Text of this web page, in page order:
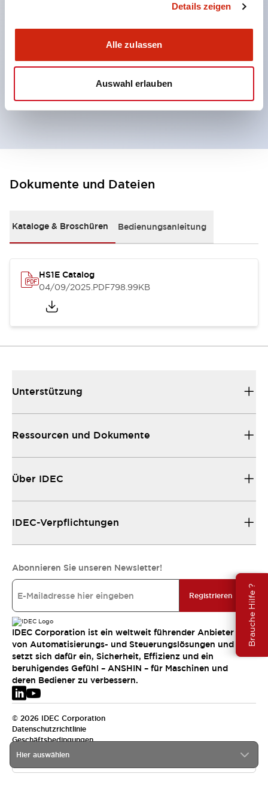
Details zeigen
Alle zulassen
Auswahl erlauben
Brauche Hilfe ?
um Kompatibilität bei nahe beieinander liegenden
Installationen zu verhindern.
Der Aktuator kann aus zwei Richtungen eingeführt
werden.
Doppelte Isolierkonstruktion ohne
Erdungsanschluss erforderlich.
Dokumente und Dateien
Kataloge & Broschüren Bedienungsanleitung
HS1E Catalog
04/09/2025.PDF798.99KB
Hier auswählen
Unterstützung
Ressourcen und Dokumente
Über IDEC
IDEC-Verpflichtungen
Abonnieren Sie unseren Newsletter!
Registrieren
IDEC Corporation ist ein weltweit führender Anbieter
von Automatisierungs- und Steuerungslösungen und
setzt sich dafür ein, Sicherheit, Effizienz und ein
beruhigendes Gefühl – ANSHIN – für Maschinen und
deren Bediener zu verbessern.
© 2026 IDEC Corporation
Datenschutzrichtlinie
Geschäftsbedingungen
EMEA